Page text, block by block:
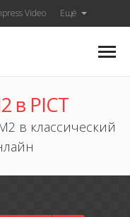
Video Ещё
в PICT
в классический